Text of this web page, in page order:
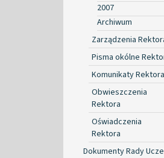
2007
Archiwum
Zarządzenia
Pisma okólne
Komunikaty Rektora
Obwieszczenia
Rektora
Oświadczenia
Rektora
Dokumenty Rady